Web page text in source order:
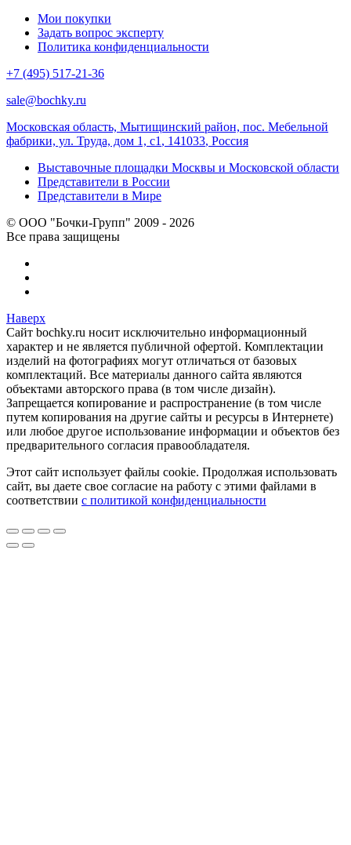
Мои покупки
Задать вопрос эксперту
Политика конфиденциальности
+7 (495) 517-21-36
sale@bochky.ru
Московская область, Мытищинский район, пос. Мебельной
фабрики, ул. Труда, дом 1, с1, 141033, Россия
Выставочные площадки Москвы и Московской области
Представители в России
Представители в Мире
© ООО "Бочки-Групп" 2009 - 2026
Все права защищены
Наверх
Сайт bochky.ru носит исключительно информационный
характер и не является публичной офертой. Комплектации
изделий на фотографиях могут отличаться от базовых
комплектаций. Все материалы данного сайта являются
объектами авторского права (в том числе дизайн).
Запрещается копирование и распространение (в том числе
путем копирования на другие сайты и ресурсы в Интернете)
или любое другое использование информации и объектов без
предварительного согласия правообладателя.
Этот сайт использует файлы cookie. Продолжая использовать
сайт, вы даете свое согласие на работу с этими файлами в
соответствии с политикой конфиденциальности